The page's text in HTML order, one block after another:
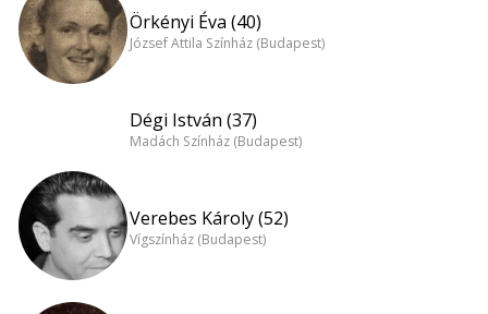
Örkényi Éva (40)
József Attila Színház (Budapest)
Dégi István (37)
Madách Színház (Budapest)
Verebes Károly (52)
Vígszínház (Budapest)